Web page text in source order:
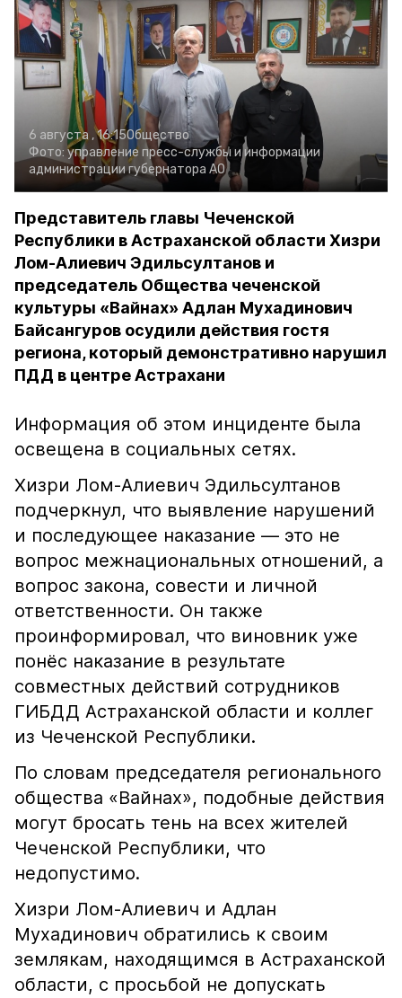
6 августа , 16:15Общество
Фото: управление пресс-службы и информации
администрации губернатора АО
Представитель главы Чеченской
Республики в Астраханской области Хизри
Лом-Алиевич Эдильсултанов и
председатель Общества чеченской
культуры «Вайнах» Адлан Мухадинович
Байсангуров осудили действия гостя
региона, который демонстративно нарушил
ПДД в центре Астрахани
Информация об этом инциденте была
освещена в социальных сетях.
Хизри Лом-Алиевич Эдильсултанов
подчеркнул, что выявление нарушений
и последующее наказание — это не
вопрос межнациональных отношений, а
вопрос закона, совести и личной
ответственности. Он также
проинформировал, что виновник уже
понёс наказание в результате
совместных действий сотрудников
ГИБДД Астраханской области и коллег
из Чеченской Республики.
По словам председателя регионального
общества «Вайнах», подобные действия
могут бросать тень на всех жителей
Чеченской Республики, что
недопустимо.
Хизри Лом-Алиевич и Адлан
Мухадинович обратились к своим
землякам, находящимся в Астраханской
области, с просьбой не допускать